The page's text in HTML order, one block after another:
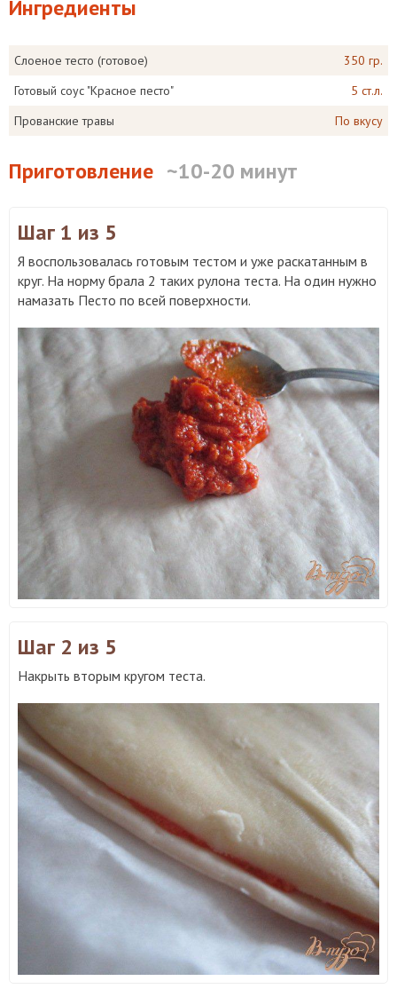
Ингредиенты
Слоеное тесто (готовое)
350 гр.
Готовый соус "Красное песто"
5 ст.л.
Прованские травы
По вкусу
Приготовление ~10-20 минут
Шаг 1 из 5
Я воспользовалась готовым тестом и уже раскатанным в
круг. На норму брала 2 таких рулона теста. На один нужно
намазать Песто по всей поверхности.
Шаг 2 из 5
Накрыть вторым кругом теста.